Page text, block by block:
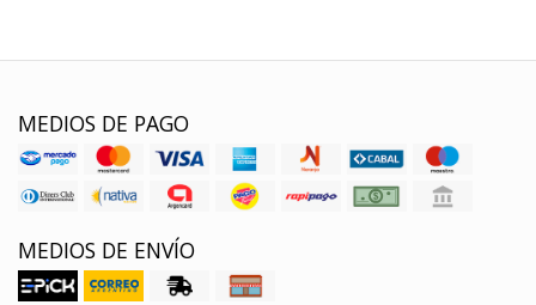
MEDIOS DE PAGO
MEDIOS DE ENVÍO